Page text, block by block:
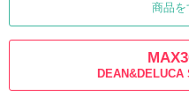
商品を
DEAN&DELUCA